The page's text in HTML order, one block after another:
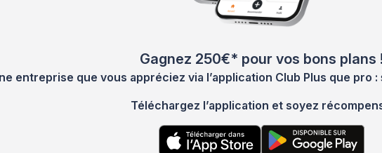
Gagnez 250€* pour vos bons plans !
entreprise que vous appréciez via l’application Club Plus que pro :
Téléchargez l’application et soyez